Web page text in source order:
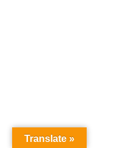
Translate »